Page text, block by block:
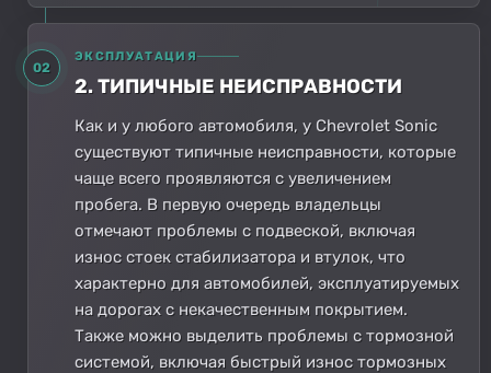
02
ЭКСПЛУАТАЦИЯ
2. ТИПИЧНЫЕ НЕИСПРАВНОСТИ
Как и у любого автомобиля, у Chevrolet Sonic
существуют типичные неисправности, которые
чаще всего проявляются с увеличением
пробега. В первую очередь владельцы
отмечают проблемы с подвеской, включая
износ стоек стабилизатора и втулок, что
характерно для автомобилей, эксплуатируемых
на дорогах с некачественным покрытием.
Также можно выделить проблемы с тормозной
системой, включая быстрый износ тормозных